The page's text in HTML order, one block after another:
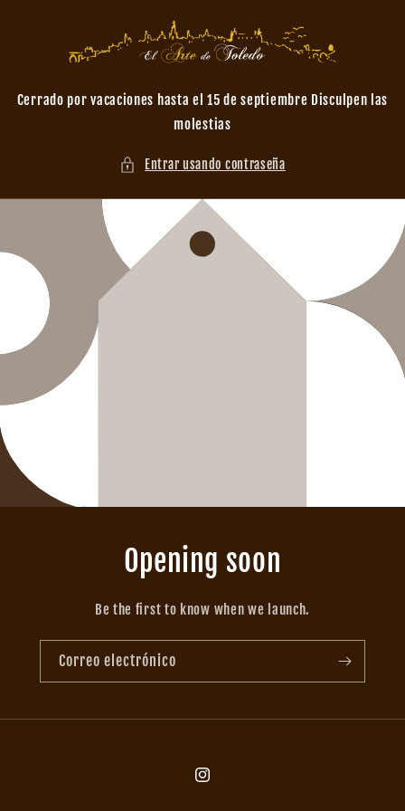
Cerrado por vacaciones hasta el 15 de septiembre Disculpen las
molestias
Entrar usando contraseña
Opening soon
Be the first to know when we launch.
Correo electrónico
Instagram